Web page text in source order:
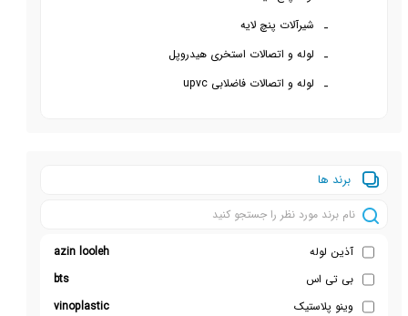
شیرآلات پنچ لایه
لوله و اتصالات استخری هیدروپل
لوله و اتصالات فاضلابی upvc